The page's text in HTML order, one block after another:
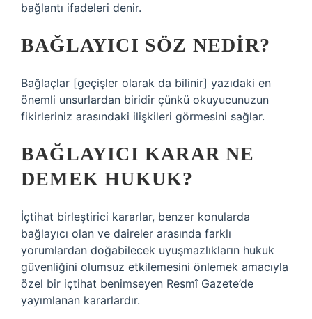
bağlantı ifadeleri denir.
BAĞLAYICI SÖZ NEDIR?
Bağlaçlar [geçişler olarak da bilinir] yazıdaki en
önemli unsurlardan biridir çünkü okuyucunuzun
fikirleriniz arasındaki ilişkileri görmesini sağlar.
BAĞLAYICI KARAR NE
DEMEK HUKUK?
İçtihat birleştirici kararlar, benzer konularda
bağlayıcı olan ve daireler arasında farklı
yorumlardan doğabilecek uyuşmazlıkların hukuk
güvenliğini olumsuz etkilemesini önlemek amacıyla
özel bir içtihat benimseyen Resmî Gazete’de
yayımlanan kararlardır.